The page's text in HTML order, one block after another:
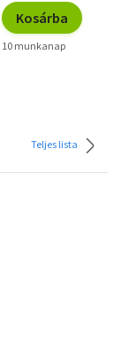
Kosárba
10 munkanap
Teljes lista